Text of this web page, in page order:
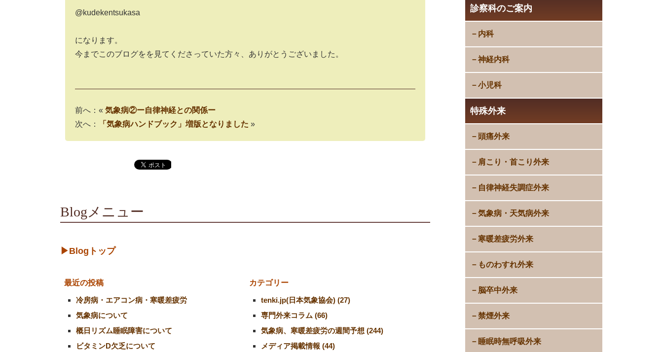
診察科のご案内
内科
神経内科
小児科
特殊外来
頭痛外来
肩こり・首こり外来
自律神経失調症外来
気象病・天気病外来
寒暖差疲労外来
ものわすれ外来
脳卒中外来
禁煙外来
睡眠時無呼吸外来
@kudekentsukasa
になります。
今までこのブログをを見てくださっていた方々、ありがとうございました。
前へ：« 気象病②ー自律神経との関係ー
次へ：
「気象病ハンドブック」増版となりました »
Blogメニュー
▶Blogトップ
最近の投稿
冷房病・エアコン病・寒暖差疲労
気象病について
概日リズム睡眠障害について
ビタミンD欠乏について
カテゴリー
tenki.jp(日本気象協会) (27)
専門外来コラム (66)
気象病、寒暖差疲労の週間予想 (244)
メディア掲載情報 (44)